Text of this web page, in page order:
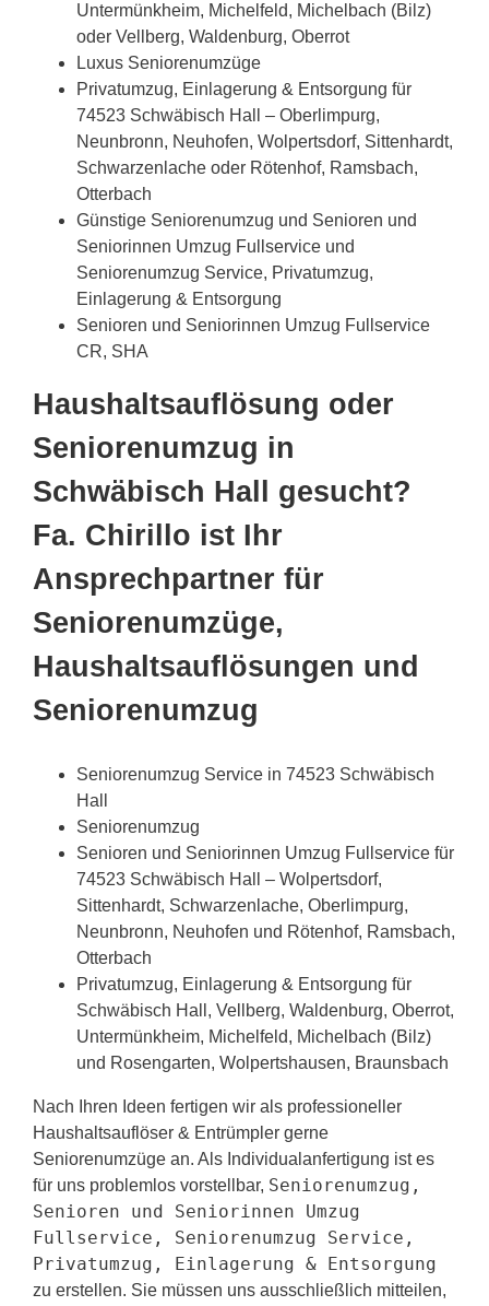
Untermünkheim, Michelfeld, Michelbach (Bilz)
oder Vellberg, Waldenburg, Oberrot
Luxus Seniorenumzüge
Privatumzug, Einlagerung & Entsorgung für
74523 Schwäbisch Hall – Oberlimpurg,
Neunbronn, Neuhofen, Wolpertsdorf, Sittenhardt,
Schwarzenlache oder Rötenhof, Ramsbach,
Otterbach
Günstige Seniorenumzug und Senioren und
Seniorinnen Umzug Fullservice und
Seniorenumzug Service, Privatumzug,
Einlagerung & Entsorgung
Senioren und Seniorinnen Umzug Fullservice
CR, SHA
Haushaltsauflösung oder
Seniorenumzug in
Schwäbisch Hall gesucht?
Fa. Chirillo ist Ihr
Ansprechpartner für
Seniorenumzüge,
Haushaltsauflösungen und
Seniorenumzug
Seniorenumzug Service in 74523 Schwäbisch
Hall
Seniorenumzug
Senioren und Seniorinnen Umzug Fullservice für
74523 Schwäbisch Hall – Wolpertsdorf,
Sittenhardt, Schwarzenlache, Oberlimpurg,
Neunbronn, Neuhofen und Rötenhof, Ramsbach,
Otterbach
Privatumzug, Einlagerung & Entsorgung für
Schwäbisch Hall, Vellberg, Waldenburg, Oberrot,
Untermünkheim, Michelfeld, Michelbach (Bilz)
und Rosengarten, Wolpertshausen, Braunsbach
Nach Ihren Ideen fertigen wir als professioneller
Haushaltsauflöser & Entrümpler gerne
Seniorenumzüge an. Als Individualanfertigung ist es
für uns problemlos vorstellbar, Seniorenumzug,
Senioren und Seniorinnen Umzug
Fullservice, Seniorenumzug Service,
Privatumzug, Einlagerung & Entsorgung
zu erstellen. Sie müssen uns ausschließlich mitteilen,